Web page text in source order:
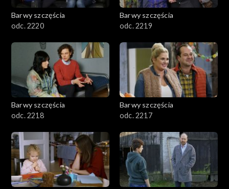
Barwy szczęścia
odc. 2220
Barwy szczęścia
odc. 2219
Barwy szczęścia
odc. 2218
Barwy szczęścia
odc. 2217